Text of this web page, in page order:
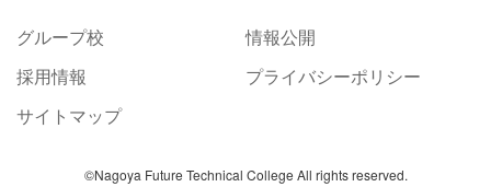
グループ校
情報公開
採用情報
プライバシーポリシー
サイトマップ
©Nagoya Future Technical College All rights reserved.